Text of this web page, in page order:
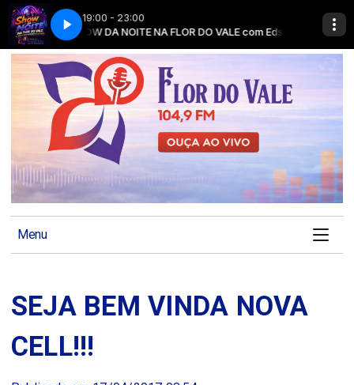
19:00 - 23:00
SHOW DA NOITE NA FLOR DO VALE com Edson de Souza
Menu
SEJA BEM VINDA NOVA
CELL!!!